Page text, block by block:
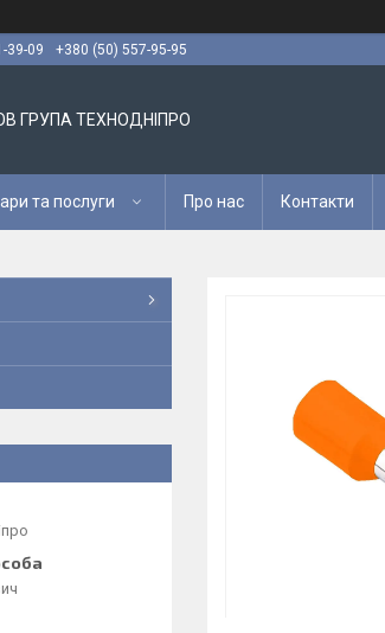
39-09
+380 (50) 557-95-95
ГРУПА ТЕХНОДНІПРО
та послуги Про нас Контакти